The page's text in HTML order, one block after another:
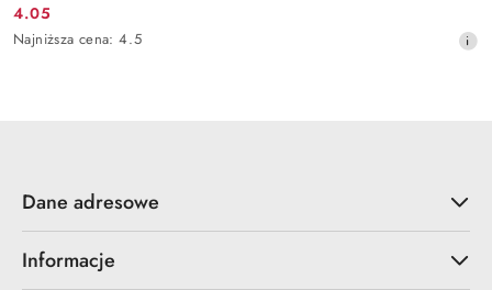
Cena
promocyjna:
4.05
Najniższa
Najniższa cena: 4.5
Dane adresowe
Informacje